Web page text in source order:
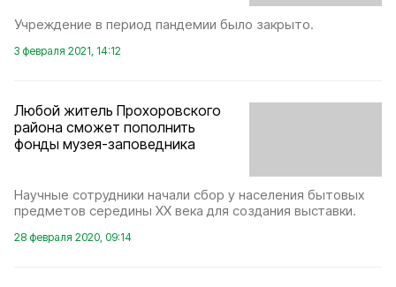
Учреждение в период пандемии было закрыто.
3 февраля 2021, 14:12
Любой житель Прохоровского
района сможет пополнить
фонды музея-заповедника
Научные сотрудники начали сбор у населения бытовых
предметов середины XX века для создания выставки.
28 февраля 2020, 09:14